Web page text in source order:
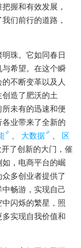
握和有效发展，
们前行的道路，
珠。它如同春日
希望。在这个瞬
不断变革以及人
造了肥沃的土
未有的迅速和便
业带来了全新的
、 大数据 、
区
了创新的大门，催
，电商平台的崛
多创业者提供了
畅游，实现自己
闪烁的繁星，照
实现自我价值和